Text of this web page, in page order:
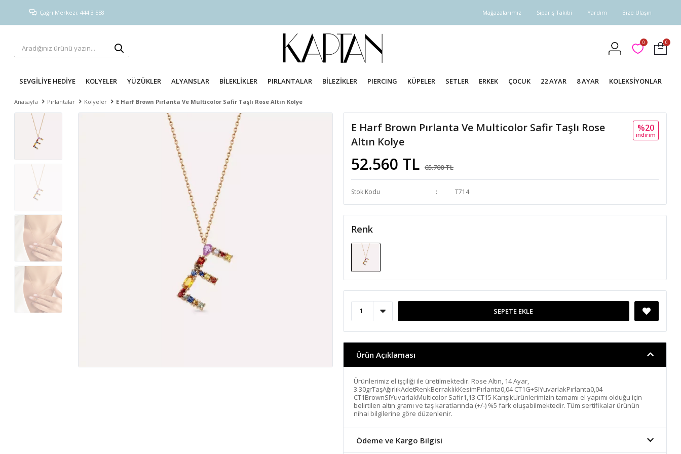
Çağrı Merkezi: 444 3 558 Mağazalarımız Sipariş Takibi Yardım Bize Ulaşın
0 0
SEVGİLİYE HEDİYE KOLYELER YÜZÜKLER ALYANSLAR BİLEKLİKLER PIRLANTALAR BİLEZİKLER PIERCING KÜPELER SETLER ERKEK ÇOCUK 22 AYAR 8 AYAR KOLEKSİYONLAR
Anasayfa Pırlantalar Kolyeler E Harf Brown Pırlanta Ve Multicolor Safir Taşlı Rose Altın Kolye
E Harf Brown Pırlanta Ve Multicolor Safir Taşlı Rose
Altın Kolye
52.560 TL 65.700 TL
%20
i̇ndi̇ri̇m
Stok Kodu T714
Renk
SEPETE EKLE
Ürün Açıklaması
Ürünlerimiz el işçiliği ile üretilmektedir. Rose Altın, 14 Ayar,
3.30grTaşAğırlıkAdetRenkBerraklıkKesimPırlanta0,04 CT1G+SIYuvarlakPırlanta0,04
CT1BrownSIYuvarlakMulticolor Safir1,13 CT15 KarışıkÜrünlerimizin tamamı el yapımı olduğu için
belirtilen altın gramı ve taş karatlarında (+/-) %5 fark oluşabilmektedir. Tüm sertifikalar ürünün
nihai bilgilerine göre düzenlenir.
Ödeme ve Kargo Bilgisi